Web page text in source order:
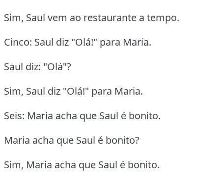
Sim, Saul vem ao restaurante a tempo.
Cinco: Saul diz "Olá!" para Maria.
Saul diz: "Olá"?
Sim, Saul diz "Olá!" para Maria.
Seis: Maria acha que Saul é bonito.
Maria acha que Saul é bonito?
Sim, Maria acha que Saul é bonito.